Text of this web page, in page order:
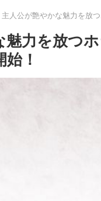
主人公が艶やかな魅力を放
力を放つ
！